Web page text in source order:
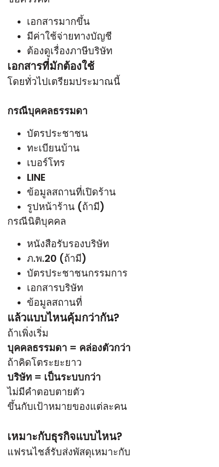
เอกสารมากขึ้น
มีค่าใช้จ่ายทางบัญชี
ต้องดูเรื่องภาษีบริษัท
เอกสารที่มักต้องใช้
โดยทั่วไปเตรียมประมาณนี้
กรณีบุคคลธรรมดา
บัตรประชาชน
ทะเบียนบ้าน
เบอร์โทร
LINE
ข้อมูลสถานที่เปิดร้าน
รูปหน้าร้าน (ถ้ามี)
กรณีนิติบุคคล
หนังสือรับรองบริษัท
ภ.พ.20 (ถ้ามี)
บัตรประชาชนกรรมการ
เอกสารบริษัท
ข้อมูลสถานที่
แล้วแบบไหนคุ้มกว่ากัน?
ถ้าเพิ่งเริ่ม
บุคคลธรรมดา = คล่องตัวกว่า
ถ้าคิดโตระยะยาว
บริษัท = เป็นระบบกว่า
ไม่มีคำตอบตายตัว
ขึ้นกับเป้าหมายของแต่ละคน
เหมาะกับธุรกิจแบบไหน?
แฟรนไชส์รับส่งพัสดุเหมาะกับ